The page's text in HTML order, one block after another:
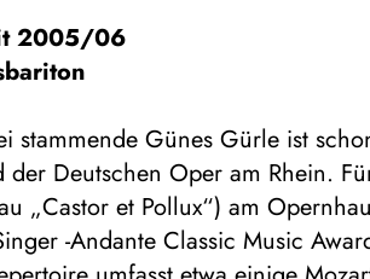
2005/06
stammende Günes Gürle ist
der Deutschen Oper am Rhein.
„Castor et Pollux“) am
-Andante Classic Music